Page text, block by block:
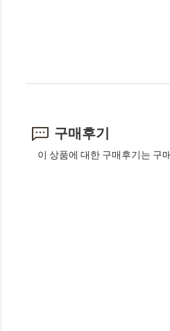
구매후기
이 상품에 대한 구매후기는 구